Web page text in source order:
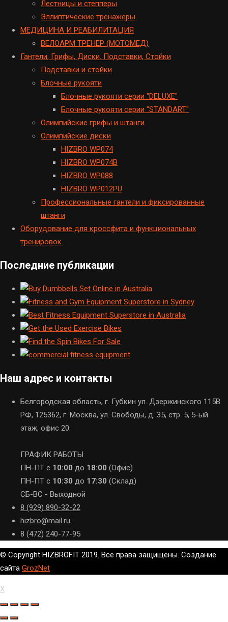
Лестницы и степперы
Эллиптические тренажеры
МЕДИЦИНА И РЕАБИЛИТАЦИЯ
ВЕЛОАРМ ТРЕНЕР (МОТОМЕД)
Гантели, Грифы, Диски. Подставки, Стойки
Подставки и стойки
Блочные рукояти
Блочные рукояти серии "DELUXE"
Блочные рукояти серии "STANDART"
Олимпийские грифы и штанги
Олимпийские диски
HIZBRO WP074
HIZBRO WP074B
HIZBRO WP088
HIZBRO WP012PU
Профессиональные гантели и фиксированные
штанги
Оборудование для кроссфита и функциональных
тренировок.
Последние публикации
Наш адрес и контакты
Белгородская область, г. Губкин ул. Дзержинского 115В
РФ, 125362, г. Москва, ул. Свободы, д. 35, стр. 5, 5-ый
этаж, офис 20.
ГРАФИК РАБОТЫ
ПН-ПТ с 10:00 до 18:00 (Офис)
ПН-ПТ с 10:30 до 17:30 (Склад)
СБ-ВС - Выходной
8 (929) 890-32-22
hizbro@mail.ru
8 (472) 240-77-95
© Copyright HIZBROFIT 2019. Все права защищены. Создание
сайта GrozNet
X